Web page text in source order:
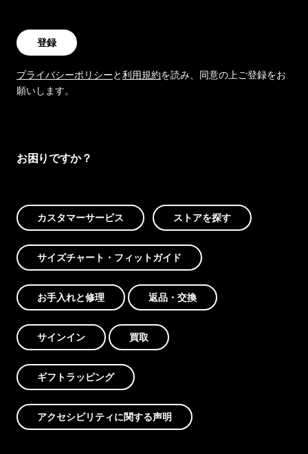
登録
プライバシーポリシーと利用規約を読み、同意の上ご登録をお
願いします。
お困りですか？
カスタマーサービス ストアを探す
サイズチャート・フィットガイド
お手入れと修理 返品・交換
サインイン 買取
ギフトラッピング
アクセシビリティに関する声明